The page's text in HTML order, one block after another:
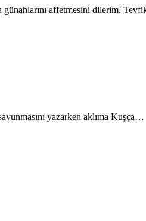
günahlarını affetmesini dilerim.
yazarken aklıma Kuşça…